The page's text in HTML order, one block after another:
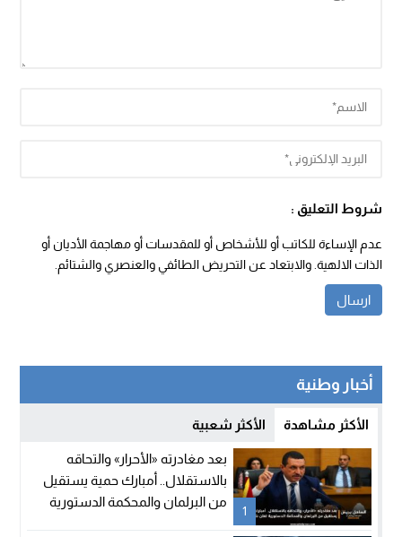
شروط التعليق :
عدم الإساءة للكاتب أو للأشخاص أو للمقدسات أو مهاجمة الأديان أو
الذات الالهية. والابتعاد عن التحريض الطائفي والعنصري والشتائم.
أخبار وطنية
الأكثر مشاهدة الأكثر شعبية
1
بعد مغادرته «الأحرار» والتحاقه
بالاستقلال.. أمبارك حمية يستقيل
من البرلمان والمحكمة الدستورية